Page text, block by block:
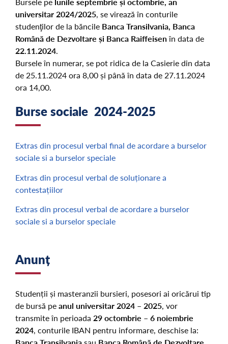
universitar 2024/2025, se virează în conturile
studenţilor de la băncile Banca Transilvania, Banca
Românăde Dezvoltare și Banca Raiffeisenîn data de
22.11.2024.
Bursele în numerar, se pot ridica de la Casierie din data
de 25.11.2024 ora 8,00 și până în data de 27.11.2024
ora 14,00.
Burse sociale 2024-2025
Extras din procesul verbal final de acordare a burselor
sociale si a burselor speciale
Extras din procesul verbal de soluționare a
contestațiilor
Extras din procesul verbal de acordare a burselor
sociale si a burselor speciale
Anunț
Studenții și masteranzii bursieri, posesori ai oricărui tip
de bursă peanul universitar 2024 – 2025, vor
transmite în perioada 29 octombrie – 6 noiembrie
2024, conturile IBAN pentru informare, deschise la: